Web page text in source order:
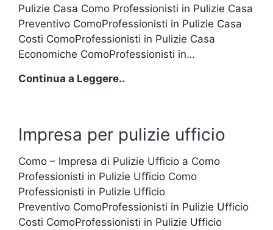
Pulizie Casa Como Professionisti in Pulizie Casa
Preventivo ComoProfessionisti in Pulizie Casa
Costi ComoProfessionisti in Pulizie Casa
Economiche ComoProfessionisti in…
Continua a Leggere..
Impresa per pulizie ufficio
Como – Impresa di Pulizie Ufficio a Como
Professionisti in Pulizie Ufficio Como
Professionisti in Pulizie Ufficio
Preventivo ComoProfessionisti in Pulizie Ufficio
Costi ComoProfessionisti in Pulizie Ufficio